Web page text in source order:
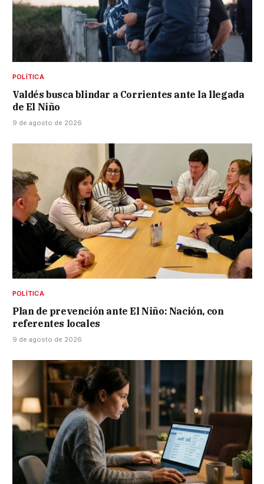
POLÍTICA
Valdés busca blindar a Corrientes ante la llegada
de El Niño
9 de agosto de 2026
POLÍTICA
Plan de prevención ante El Niño: Nación, con
referentes locales
9 de agosto de 2026